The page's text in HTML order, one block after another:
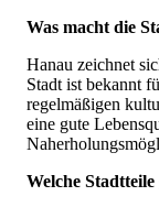
Was macht die
Hanau zeichnet
Stadt ist bekannt
regelmäßigen
eine gute
Welche